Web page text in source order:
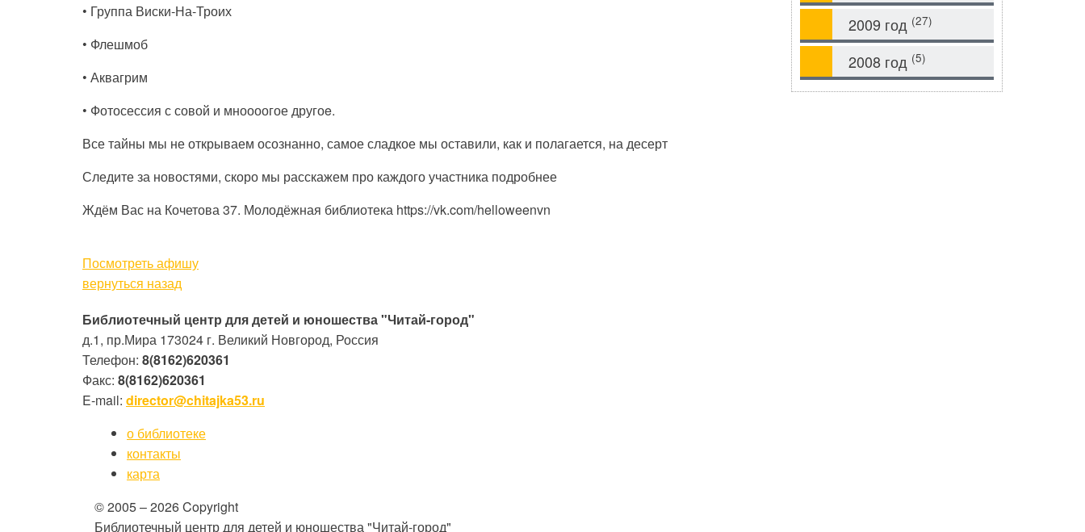
• Группа Виски-На-Троих
• Флешмоб
• Аквагрим
• Фотосессия с совой и мноооогое другоe.
Все тайны мы не открываем осознанно, самое сладкое мы оставили, как и полагается, на десерт
Следите за новостями, скоро мы расскажем про каждого участника подробнее
Ждём Вас на Кочетова 37. Молодёжная библиотека https://vk.com/helloweenvn
Посмотреть афишу
вернуться назад
2009 год (27)
2008 год (5)
Библиотечный центр для детей и юношества "Читай-город"
д.1, пр.Мира 173024 г. Великий Новгород, Россия
Телефон: 8(8162)620361
Факс: 8(8162)620361
E-mail: director@chitajka53.ru
о библиотеке
контакты
карта
© 2005 – 2026 Copyright
Библиотечный центр для детей и юношества "Читай-город"